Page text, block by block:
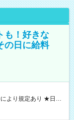
も！好きな
の日に給料
GET♪ お仕事後はコ
間】試